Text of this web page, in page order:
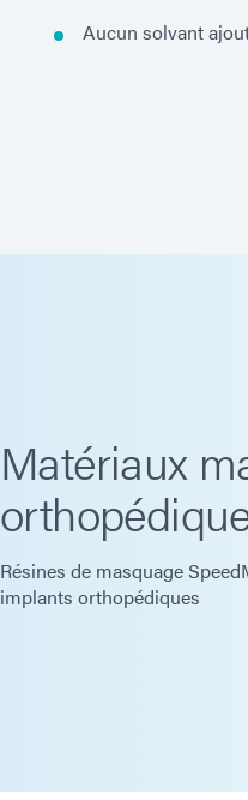
Aucun solvant
Matériaux
Résines de masquage
implants orthopédiques